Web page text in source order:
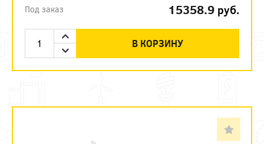
Под заказ 15358.9 руб.
В КОРЗИНУ